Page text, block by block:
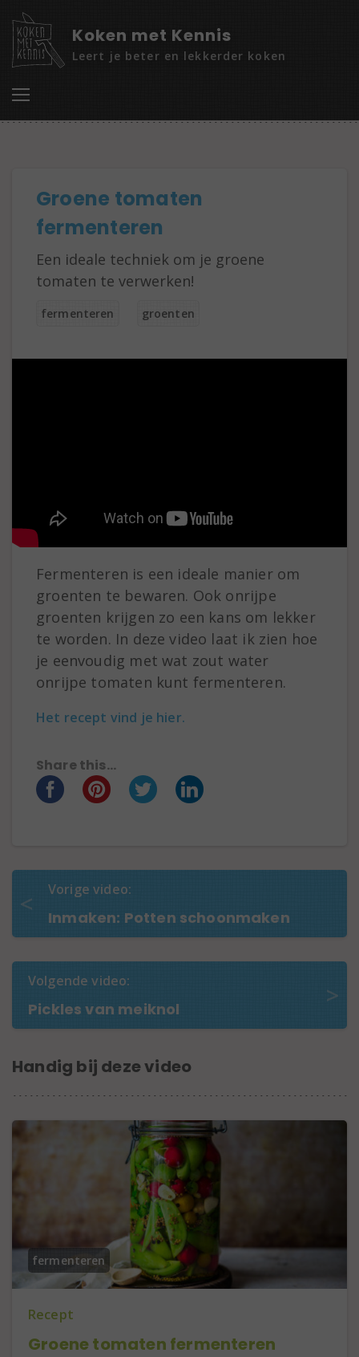
Koken met Kennis
Leert je beter en lekkerder koken
Groene tomaten
fermenteren
Een ideale techniek om je groene
tomaten te verwerken!
fermenteren groenten
Fermenteren is een ideale manier om
groenten te bewaren. Ook onrijpe
groenten krijgen zo een kans om lekker
te worden. In deze video laat ik zien hoe
je eenvoudig met wat zout water
onrijpe tomaten kunt fermenteren.
Het recept vind je hier.
Share this...
Vorige video:
Inmaken: Potten schoonmaken
Volgende video:
Pickles van meiknol
Handig bij deze video
fermenteren
Recept
Groene tomaten fermenteren